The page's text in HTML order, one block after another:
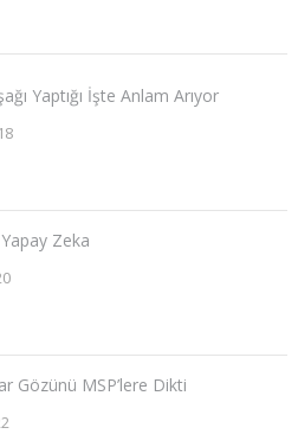
Yaptığı İşte Anlam Arıyor
Zeka
Gözünü MSP’lere Dikti